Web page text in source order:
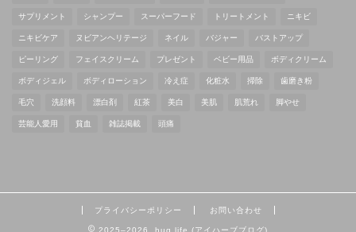
サプリメント シャンプー スーパーフード トリートメント ニキビ
ニキビケア ヌビアンヘリテージ ネイル バジャー バストアップ
ピーリング フェイスクリーム プレゼント ベビー用品 ボディクリーム
ボディジェル ボディローション 冷え症 化粧水 掃除 歯磨き粉
毛穴 洗顔料 漂白剤 紅茶 美白 美肌 肌荒れ 脚やせ
芸能人愛用 貧血 雑誌掲載 頭痛
プライバシーポリシー お問い合わせ
2025–2026 hug life (アイハーブブログ)